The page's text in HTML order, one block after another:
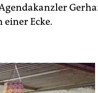
Ecke.